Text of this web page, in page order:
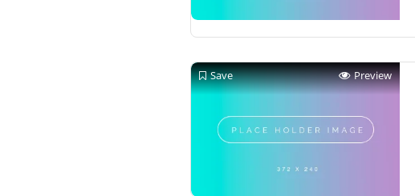
Save Preview